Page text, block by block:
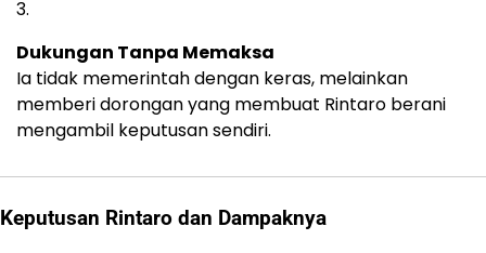
Dukungan Tanpa Memaksa
Ia tidak memerintah dengan keras, melainkan
memberi dorongan yang membuat Rintaro berani
mengambil keputusan sendiri.
Keputusan Rintaro dan Dampaknya